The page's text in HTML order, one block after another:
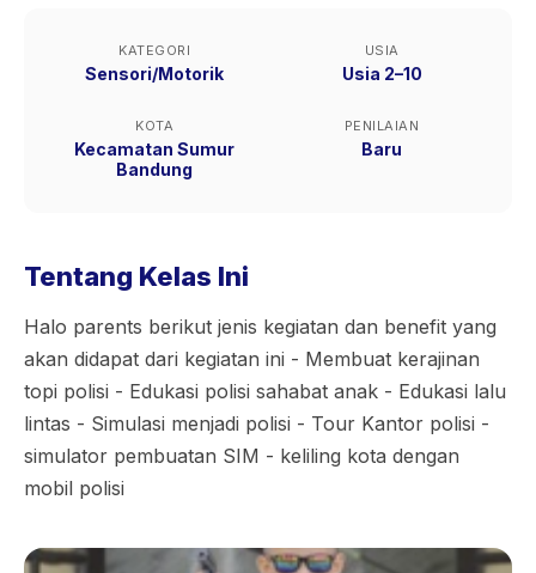
KATEGORI
Sensori/Motorik
USIA
Usia 2–10
KOTA
Kecamatan Sumur
Bandung
PENILAIAN
Baru
Tentang Kelas Ini
Halo parents berikut jenis kegiatan dan benefit yang
akan didapat dari kegiatan ini - Membuat kerajinan
topi polisi - Edukasi polisi sahabat anak - Edukasi lalu
lintas - Simulasi menjadi polisi - Tour Kantor polisi -
simulator pembuatan SIM - keliling kota dengan
mobil polisi